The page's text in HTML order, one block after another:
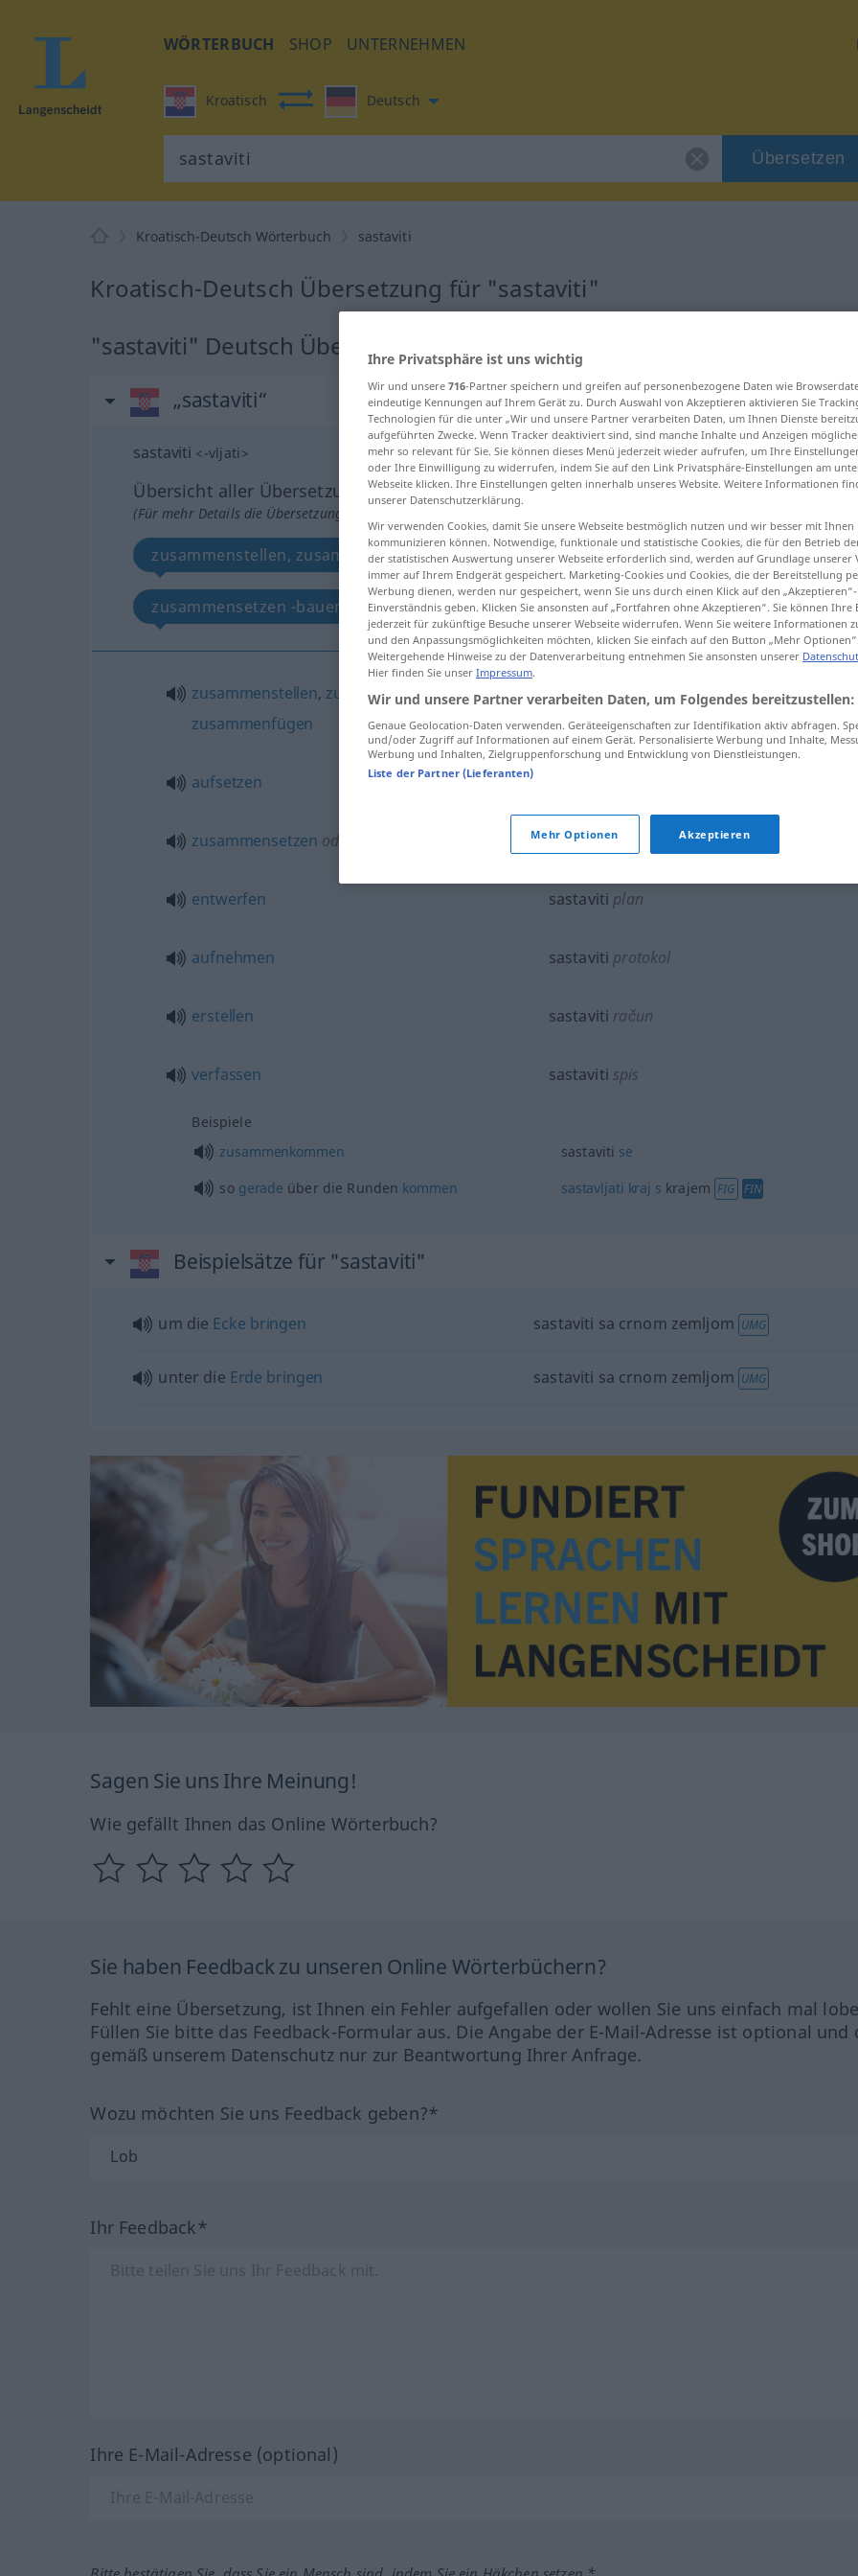
WÖRTERBUCH SHOP UNTERNEHMEN
Kroatisch Deutsch
Übersetzen
Kroatisch-Deutsch Wörterbuch sastaviti
Kroatisch-Deutsch Übersetzung für "sastaviti"
"sastaviti" Deutsch Übersetzung
„sastaviti“
sastaviti <-vljati>
Übersicht aller Übersetzungen
(Für mehr Details die Übersetzung anklicken/antippen)
zusammenstellen, zusammensetzen, zusammenfügen, aufsetzen
zusammensetzen -bauen, entwerfen, aufnehmen, erstellen verfassen
zusammenstellen, zusammensetzen,
zusammenfügen
sastaviti
aufsetzen
zusammensetzen od sastavitimašinu
entwerfen sastaviti plan
aufnehmen sastaviti protokol
erstellen sastaviti račun
verfassen sastaviti spis
Beispiele
zusammenkommen
sastaviti se
so gerade über die Runden kommen sastavljati kraj s krajem FIG FIN
Beispielsätze für "sastaviti"
um die Ecke bringen sastaviti sa crnom zemljom UMG
unter die Erde bringen sastaviti sa crnom zemljom UMG
Sagen Sie uns Ihre Meinung!
Wie gefällt Ihnen das Online Wörterbuch?
Sie haben Feedback zu unseren Online Wörterbüchern?
Fehlt eine Übersetzung, ist Ihnen ein Fehler aufgefallen oder wollen Sie uns einfach mal
Füllen Sie bitte das Feedback-Formular aus. Die Angabe der E-Mail-Adresse ist optional und
gemäß unserem Datenschutz nur zur Beantwortung Ihrer Anfrage.
Wozu möchten Sie uns Feedback geben?*
Ihr Feedback*
Ihre E-Mail-Adresse (optional)
Ihre Privatsphäre ist uns wichtig
Wir und unsere 716-Partner speichern und greifen auf personenbezogene Daten wie
eindeutige Kennungen auf Ihrem Gerät zu. Durch Auswahl von Akzeptieren aktivieren Sie
Technologien für die unter „Wir und unsere Partner verarbeiten Daten, um Ihnen Dienste
aufgeführten Zwecke. Wenn Tracker deaktiviert sind, sind manche Inhalte und Anzeigen
mehr so relevant für Sie. Sie können dieses Menü jederzeit wieder aufrufen, um Ihre
oder Ihre Einwilligung zu widerrufen, indem Sie auf den Link Privatsphäre-Einstellungen am
Webseite klicken. Ihre Einstellungen gelten innerhalb unseres Website. Weitere Informationen
unserer Datenschutzerklärung.
Wir verwenden Cookies, damit Sie unsere Webseite bestmöglich nutzen und wir besser mit Ihnen
kommunizieren können. Notwendige, funktionale und statistische Cookies, die für den Betrieb
der statistischen Auswertung unserer Webseite erforderlich sind, werden auf Grundlage unserer
immer auf Ihrem Endgerät gespeichert. Marketing-Cookies und Cookies, die der Bereitstellung
Werbung dienen, werden nur gespeichert, wenn Sie uns durch einen Klick auf den
Einverständnis geben. Klicken Sie ansonsten auf „Fortfahren ohne Akzeptieren“. Sie können Ihre
jederzeit für zukünftige Besuche unserer Webseite widerrufen. Wenn Sie weitere Informationen
und den Anpassungsmöglichkeiten möchten, klicken Sie einfach auf den Button „Mehr Optionen“.
Weitergehende Hinweise zu der Datenverarbeitung entnehmen Sie ansonsten unserer
Hier finden Sie unser Impressum.
Wir und unsere Partner verarbeiten Daten, um Folgendes bereitzustellen:
Genaue Geolocation-Daten verwenden. Geräteeigenschaften zur Identifikation aktiv abfragen.
und/oder Zugriff auf Informationen auf einem Gerät. Personalisierte Werbung und Inhalte,
Werbung und Inhalten, Zielgruppenforschung und Entwicklung von Dienstleistungen.
Liste der Partner (Lieferanten)
Mehr Optionen Akzeptieren